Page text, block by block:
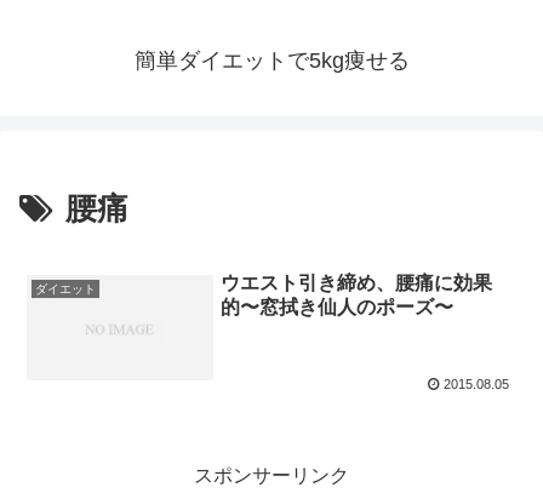
簡単ダイエットで5kg痩せる
腰痛
ダイエット
ウエスト引き締め、腰痛に効果
的〜窓拭き仙人のポーズ〜
2015.08.05
スポンサーリンク